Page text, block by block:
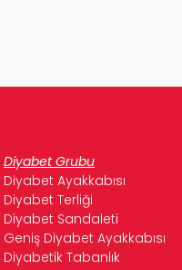
Diyabet Grubu
Diyabet Ayakkabısı
Diyabet Terliği
Diyabet Sandaleti
Geniş Diyabet Ayakkabısı
Diyabetik Tabanlık